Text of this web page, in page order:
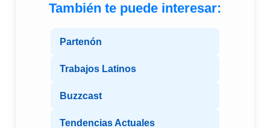
También te puede interesar:
Partenón
Trabajos Latinos
Buzzcast
Tendencias Actuales